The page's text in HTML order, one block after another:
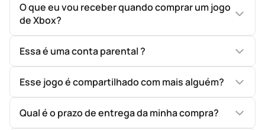
O que eu vou receber quando comprar um jogo
de Xbox?
Essa é uma conta parental ?
Esse jogo é compartilhado com mais alguém?
Qual é o prazo de entrega da minha compra?